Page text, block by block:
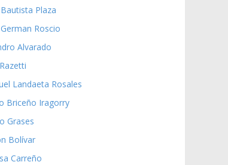
Bautista Plaza
German Roscio
Alvarado
Landaeta Rosales
Briceño Iragorry
Grases
Bolívar
Carreño